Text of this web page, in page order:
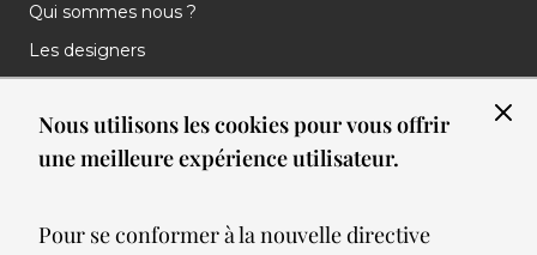
Nous utilisons les cookies pour vous offrir
une meilleure expérience utilisateur.
Pour se conformer à la nouvelle directive
Qui sommes nous ?
Les designers
Nos réalisations
Nos Clients
Meilleures ventes